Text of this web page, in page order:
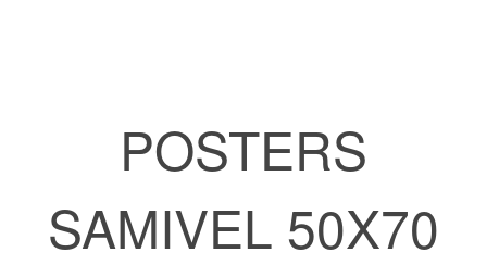
POSTERS
SAMIVEL 50X70